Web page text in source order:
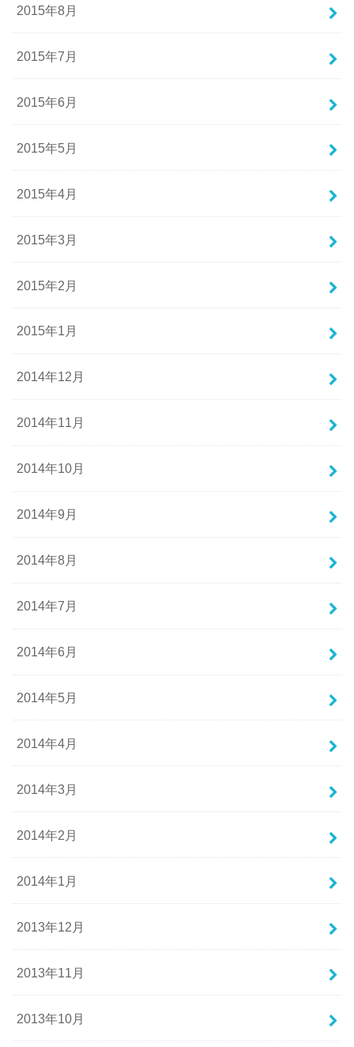
2015年8月
2015年7月
2015年6月
2015年5月
2015年4月
2015年3月
2015年2月
2015年1月
2014年12月
2014年11月
2014年10月
2014年9月
2014年8月
2014年7月
2014年6月
2014年5月
2014年4月
2014年3月
2014年2月
2014年1月
2013年12月
2013年11月
2013年10月